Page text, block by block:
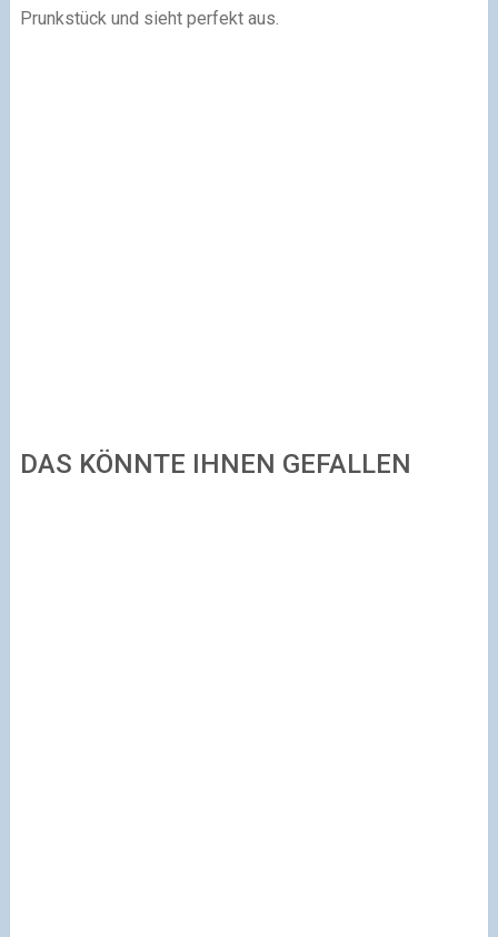
Prunkstück und sieht perfekt aus.
DAS KÖNNTE IHNEN GEFALLEN